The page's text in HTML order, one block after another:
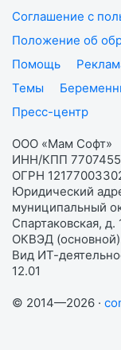
Соглашение с
Положение об
Помощь
Темы
Пресс-центр
ООО «Мам Софт»
ИНН/КПП
ОГРН
Юридический
муниципальный
Спартаковская,
ОКВЭД
Вид ИТ-
12.01
© 2014—2026 ·